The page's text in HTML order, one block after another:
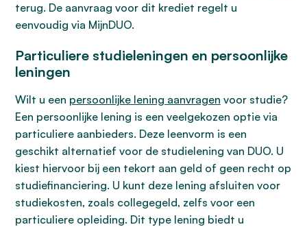
terug. De aanvraag voor dit krediet regelt u
eenvoudig via MijnDUO.
Particuliere studieleningen en persoonlijke
leningen
Wilt u een persoonlijke lening aanvragen voor studie?
Een persoonlijke lening is een veelgekozen optie via
particuliere aanbieders. Deze leenvorm is een
geschikt alternatief voor de studielening van DUO. U
kiest hiervoor bij een tekort aan geld of geen recht op
studiefinanciering. U kunt deze lening afsluiten voor
studiekosten, zoals collegegeld, zelfs voor een
particuliere opleiding. Dit type lening biedt u